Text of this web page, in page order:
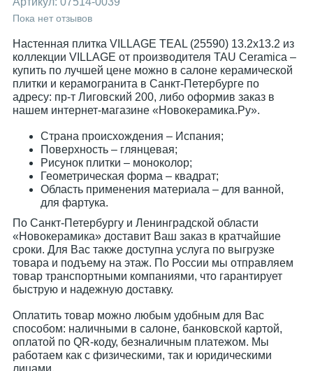
Пока нет отзывов
Настенная плитка VILLAGE TEAL (25590) 13.2x13.2 из
коллекции VILLAGE от производителя TAU Ceramica –
купить по лучшей цене можно в салоне керамической
плитки и керамогранита в Санкт-Петербурге по
адресу: пр-т Лиговский 200, либо оформив заказ в
нашем интернет-магазине «Новокерамика.Ру».
Страна происхождения – Испания;
Поверхность – глянцевая;
Рисунок плитки – моноколор;
Геометрическая форма – квадрат;
Область применения материала – для ванной,
для фартука.
По Санкт-Петербургу и Ленинградской области
«Новокерамика» доставит Ваш заказ в кратчайшие
сроки. Для Вас также доступна услуга по выгрузке
товара и подъему на этаж. По России мы отправляем
товар транспортными компаниями, что гарантирует
быструю и надежную доставку.
Оплатить товар можно любым удобным для Вас
способом: наличными в салоне, банковской картой,
оплатой по QR-коду, безналичным платежом. Мы
работаем как с физическими, так и юридическими
лицами.